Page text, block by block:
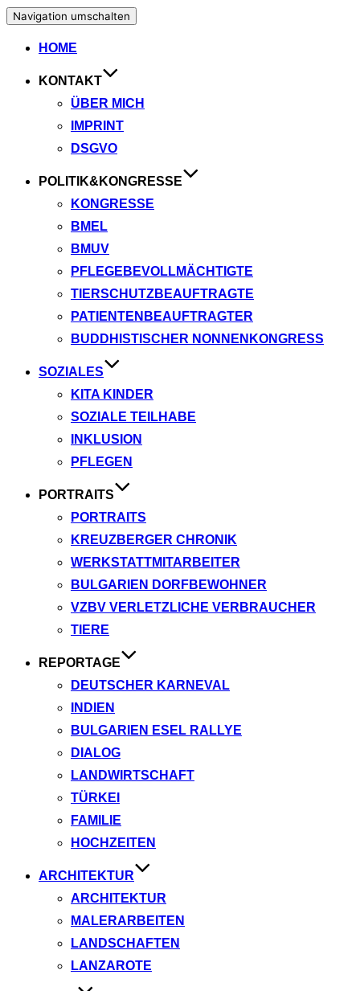
Navigation umschalten
HOME
KONTAKT
ÜBER MICH
IMPRINT
DSGVO
POLITIK&KONGRESSE
KONGRESSE
BMEL
BMUV
PFLEGEBEVOLLMÄCHTIGTE
TIERSCHUTZBEAUFTRAGTE
PATIENTENBEAUFTRAGTER
BUDDHISTISCHER NONNENKONGRESS
SOZIALES
KITA KINDER
SOZIALE TEILHABE
INKLUSION
PFLEGEN
PORTRAITS
PORTRAITS
KREUZBERGER CHRONIK
WERKSTATTMITARBEITER
BULGARIEN DORFBEWOHNER
VZBV VERLETZLICHE VERBRAUCHER
TIERE
REPORTAGE
DEUTSCHER KARNEVAL
INDIEN
BULGARIEN ESEL RALLYE
DIALOG
LANDWIRTSCHAFT
TÜRKEI
FAMILIE
HOCHZEITEN
ARCHITEKTUR
ARCHITEKTUR
MALERARBEITEN
LANDSCHAFTEN
LANZAROTE